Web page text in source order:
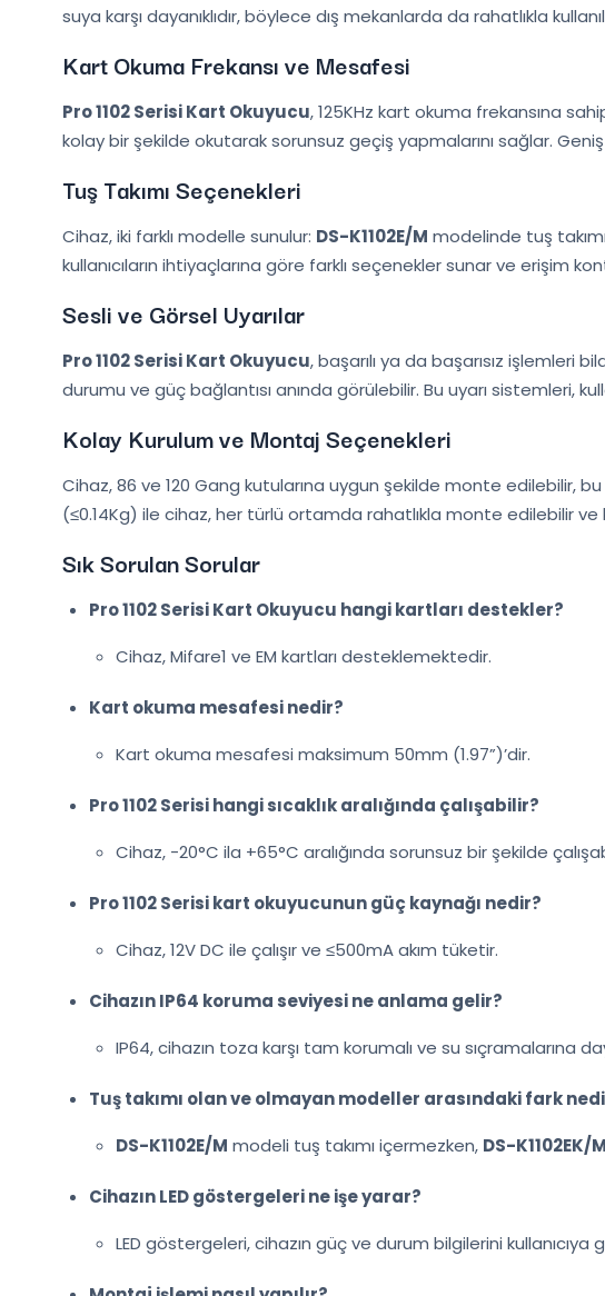
suya karşı dayanıklıdır, böylece dış mekanlarda da rahatlıkla
Kart Okuma Frekansı ve Mesafesi
Pro 1102 Serisi Kart Okuyucu, 125KHz kart okuma frekansına
kolay bir şekilde okutarak sorunsuz geçiş yapmalarını sağlar.
Tuş Takımı Seçenekleri
Cihaz, iki farklı modelle sunulur: DS-K1102E/M modelinde tuş
kullanıcıların ihtiyaçlarına göre farklı seçenekler sunar ve erişim
Sesli ve Görsel Uyarılar
Pro 1102 Serisi Kart Okuyucu, başarılı ya da başarısız işlemleri
durumu ve güç bağlantısı anında görülebilir. Bu uyarı sistemleri,
Kolay Kurulum ve Montaj Seçenekleri
Cihaz, 86 ve 120 Gang kutularına uygun şekilde monte edilebilir,
(≤0.14Kg) ile cihaz, her türlü ortamda rahatlıkla monte edilebilir ve
Sık Sorulan Sorular
Pro 1102 Serisi Kart Okuyucu hangi kartları destekler?
Cihaz, Mifare1 ve EM kartları desteklemektedir.
Kart okuma mesafesi nedir?
Kart okuma mesafesi maksimum 50mm (1.97”)’dir.
Pro 1102 Serisi hangi sıcaklık aralığında çalışabilir?
Cihaz, -20°C ila +65°C aralığında sorunsuz bir şekilde
Pro 1102 Serisi kart okuyucunun güç kaynağı nedir?
Cihaz, 12V DC ile çalışır ve ≤500mA akım tüketir.
Cihazın IP64 koruma seviyesi ne anlama gelir?
IP64, cihazın toza karşı tam korumalı ve su sıçramalarına
Tuş takımı olan ve olmayan modeller arasındaki fark
DS-K1102E/M modeli tuş takımı içermezken, DS-K1102EK/
Cihazın LED göstergeleri ne işe yarar?
LED göstergeleri, cihazın güç ve durum bilgilerini kullanıcıya